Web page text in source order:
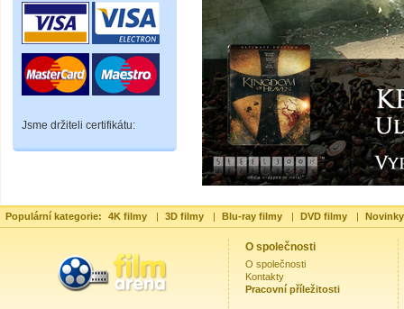
Jsme držiteli certifikátu:
Populární kategorie: 4K filmy | 3D filmy | Blu-ray filmy | DVD filmy |
O společnosti
O společnosti
Kontakty
Pracovní příležitosti